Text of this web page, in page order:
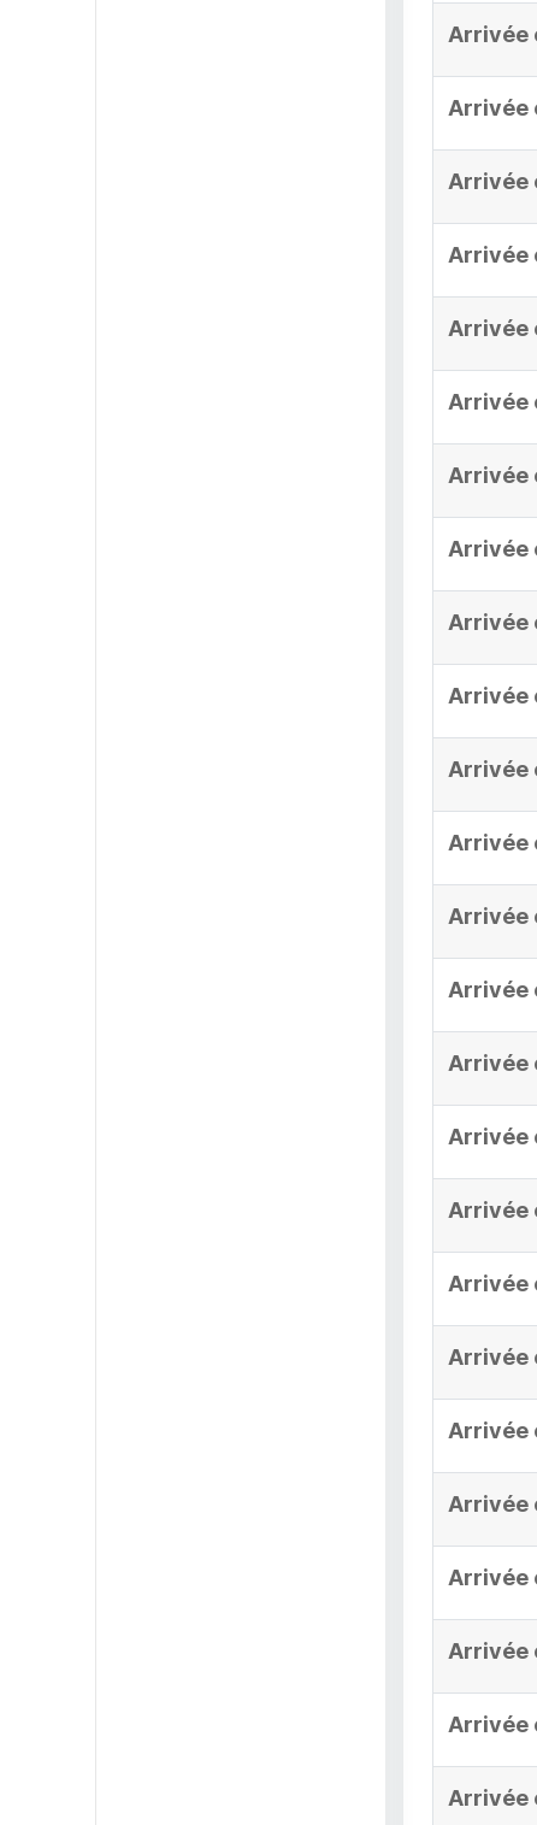
Arrivée
Arrivée
Arrivée
Arrivée
Arrivée
Arrivée
Arrivée
Arrivée
Arrivée
Arrivée
Arrivée
Arrivée
Arrivée
Arrivée
Arrivée
Arrivée
Arrivée
Arrivée
Arrivée
Arrivée
Arrivée
Arrivée
Arrivée
Arrivée
Arrivée